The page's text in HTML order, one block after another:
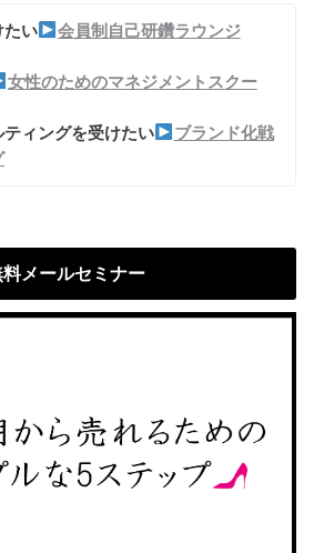
たい
会員制自己研鑽ラウンジ
女性のためのマネジメントスクー
ィングを受けたい
ブランド化戦
料メールセミナー